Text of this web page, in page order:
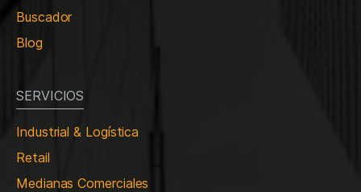
Buscador
Blog
SERVICIOS
Industrial & Logística
Retail
Medianas Comerciales